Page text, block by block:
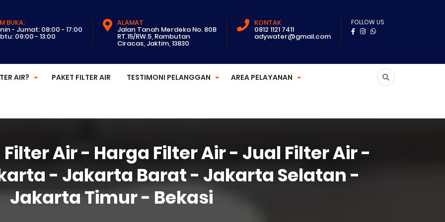
BUKA:
- Jumat: 08:00 - 17:00
09:00 - 13:00
ALAMAT
Jalan Tanah Merdeka No. 80B
RT.15/RW.5, Rambutan
Ciracas, Jaktim, 13830
KONTAK
0812 1121 7411
adywater@gmail.com
FOLLOW US
AIR? PAKET FILTER AIR TESTIMONI PELANGGAN AREA PELAYANAN
Air - Harga Filter Air - Jual Filter Air -
- Jakarta Barat - Jakarta Selatan -
Jakarta Timur - Bekasi